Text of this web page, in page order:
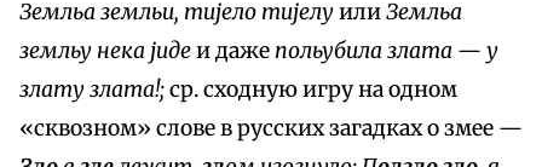
Земльа земльи, тијело тијелуилиЗемльа
земльу нека јидеи даже польубила злата — у
злату злата!;ср. сходную игру на одном
«сквозном» слове в русских загадках о змее —